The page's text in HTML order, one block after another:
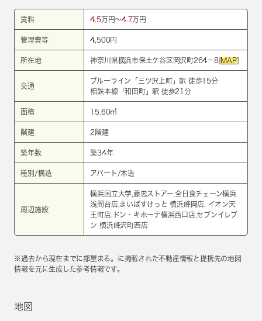
賃料 4.5万円～4.7万円
管理費等 4,500円
所在地 神奈川県横浜市保土ケ谷区岡沢町264－8[MAP]
交通
ブルーライン 「 三ツ沢上町」駅 徒歩15分
相鉄本線 「和田町」駅 徒歩21分
面積 15.60㎡
階建 2階建
築年数 築34年
種別/構造 アパート/木造
周辺施設
横浜国立大学,藤忠ストアー,全日食チェーン横浜
浅間台店,まいばすけっと 横浜峰岡店, イオン天
王町店,ドン・キホーテ横浜西口店,セブンイレブ
ン 横浜峰沢町西店
※過去から現在までに部屋まる。に掲載された不動産情報と提携先の地図
情報を元に生成した参考情報です。
地図